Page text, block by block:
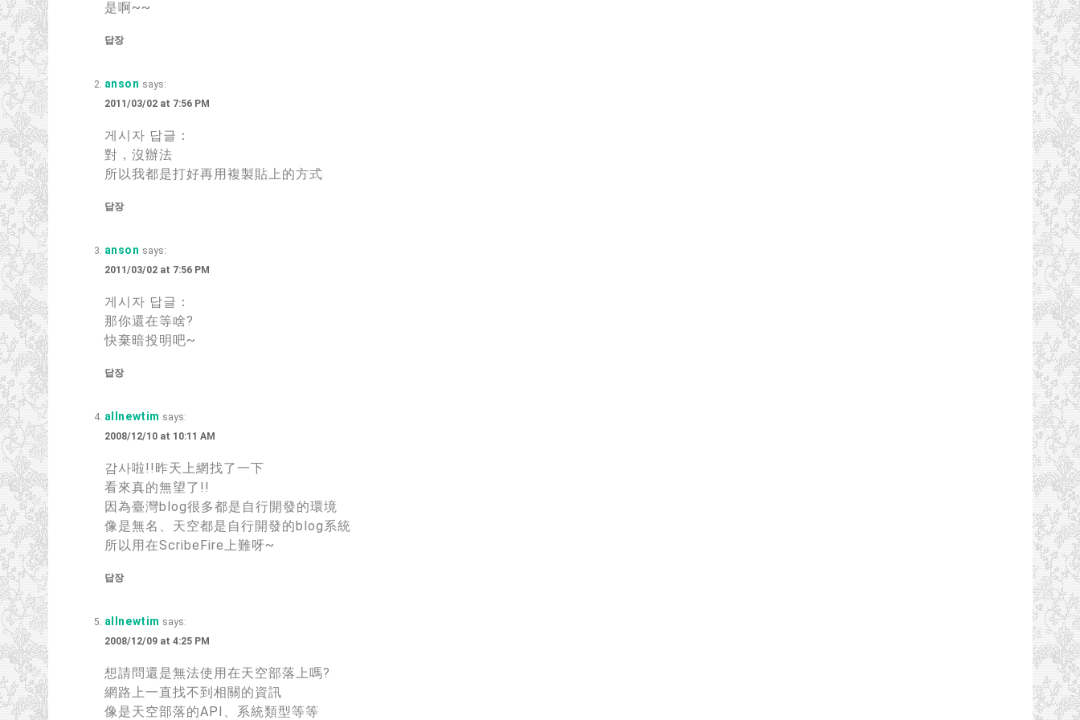
是啊~~
답장
anson says:
2011/03/02 at 7:56 PM
게시자 답글：
對，沒辦法
所以我都是打好再用複製貼上的方式
답장
anson says:
2011/03/02 at 7:56 PM
게시자 답글：
那你還在等啥?
快棄暗投明吧~
답장
allnewtim says:
2008/12/10 at 10:11 AM
감사啦!! 昨天上網找了一下
看來真的無望了 !!
因為臺灣blog很多都是自行開發的環境
像是無名 、 天空都是自行開發的blog系統
所以用在ScribeFire上難呀~
답장
allnewtim says:
2008/12/09 at 4:25 PM
想請問還是無法使用在天空部落上嗎?
網路上一直找不到相關的資訊
像是天空部落的API 、 系統類型等等